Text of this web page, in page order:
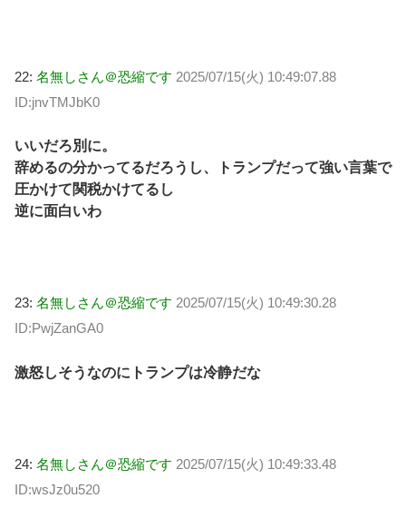
22: 名無しさん＠恐縮です 2025/07/15(火) 10:49:07.88
ID:jnvTMJbK0
いいだろ別に。
辞めるの分かってるだろうし、トランプだって強い言葉で
圧かけて関税かけてるし
逆に面白いわ
23: 名無しさん＠恐縮です 2025/07/15(火) 10:49:30.28
ID:PwjZanGA0
激怒しそうなのにトランプは冷静だな
24: 名無しさん＠恐縮です 2025/07/15(火) 10:49:33.48
ID:wsJz0u520